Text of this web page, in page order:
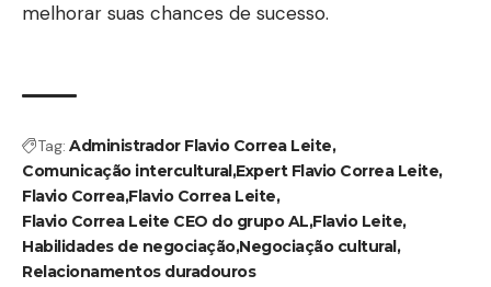
melhorar suas chances de sucesso.
Tag: Administrador Flavio Correa Leite
Comunicação intercultural Expert Flavio Correa Leite
Flavio CorreaFlavio Correa Leite
Flavio Correa Leite CEO do grupo AL Flavio Leite
Habilidades de negociaçãoNegociação cultural
Relacionamentos duradouros